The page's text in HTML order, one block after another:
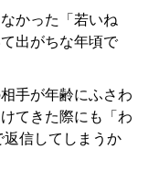
かった「若いね
出がちな年頃で
手が年齢にふさわ
てきた際にも「わ
信してしまうか